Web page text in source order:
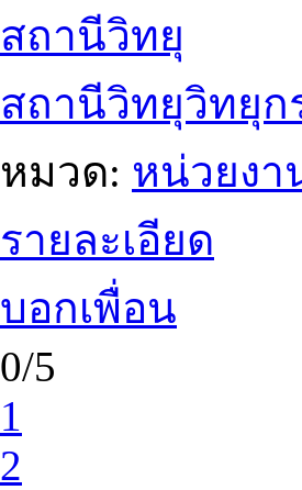
สถานีวิทยุ
สถานีวิทยุวิทยุก
หมวด: หน่วยงา
รายละเอียด
บอกเพื่อน
0/5
1
2